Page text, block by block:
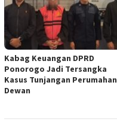
Kabag Keuangan DPRD
Ponorogo Jadi Tersangka
Kasus Tunjangan Perumahan
Dewan